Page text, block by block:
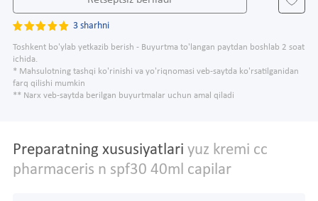
3 sharhni
Toshkent bo'ylab yetkazib berish - Buyurtma to'langan paytdan boshlab 2 soat
ichida.
* Mahsulotning tashqi ko'rinishi va yo'riqnomasi veb-saytda ko'rsatilganidan
farq qilishi mumkin
** Narx veb-saytda berilgan buyurtmalar uchun amal qiladi
Preparatning xususiyatlari yuz kremi cc
pharmaceris n spf30 40ml capilar